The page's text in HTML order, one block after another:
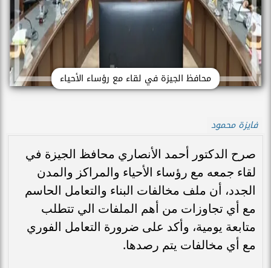
محافظ الجيزة في لقاء مع رؤساء الأحياء
فايزة محمود
صرح الدكتور أحمد الأنصاري محافظ الجيزة في
لقاء جمعه مع رؤساء الأحياء والمراكز والمدن
الجدد، أن ملف مخالفات البناء والتعامل الحاسم
مع أي تجاوزات من أهم الملفات الي تتطلب
متابعة يومية، وأكد على ضرورة التعامل الفوري
مع أي مخالفات يتم رصدها.